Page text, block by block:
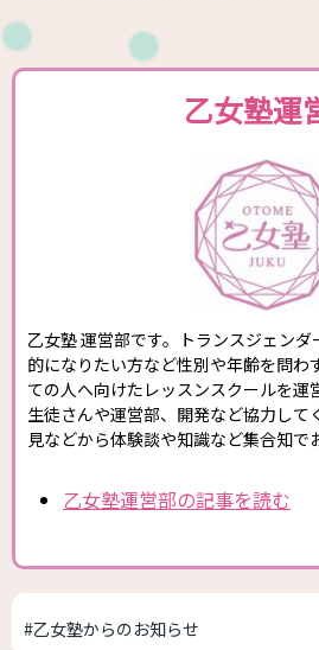
乙女塾運
乙女塾 運営部です。トランスジェン
的になりたい方など性別や年齢を問わ
ての人へ向けたレッスンスクールを運
生徒さんや運営部、開発など協力して
見などから体験談や知識など集合知で
乙女塾運営部の記事を読む
#乙女塾からのお知らせ